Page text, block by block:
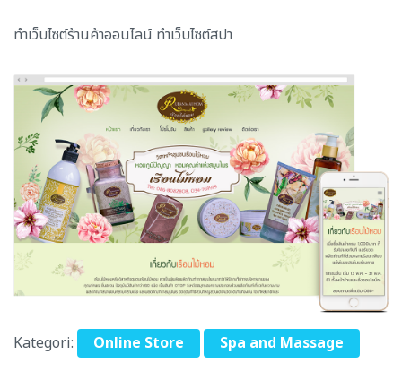
ทำเว็บไซต์ร้านค้าออนไลน์ ทำเว็บไซต์สปา
Kategori: Online Store Spa and Massage